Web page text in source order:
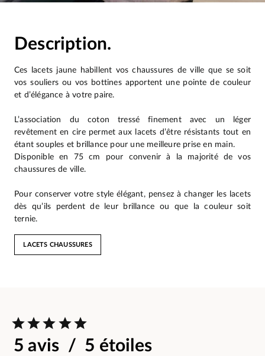
Description.
Ces lacets jaune habillent vos chaussures de ville que se soit
vos souliers ou vos bottines apportent une pointe de couleur
et d’élégance à votre paire.
L’association du coton tressé finement avec un léger
revêtement en cire permet aux lacets d’être résistants tout en
étant souples et brillance pour une meilleure prise en main.
Disponible en 75 cm pour convenir à la majorité de vos
chaussures de ville.
Pour conserver votre style élégant, pensez à changer les lacets
dès qu’ils perdent de leur brillance ou que la couleur soit
ternie.
LACETS CHAUSSURES
5 avis / 5 étoiles